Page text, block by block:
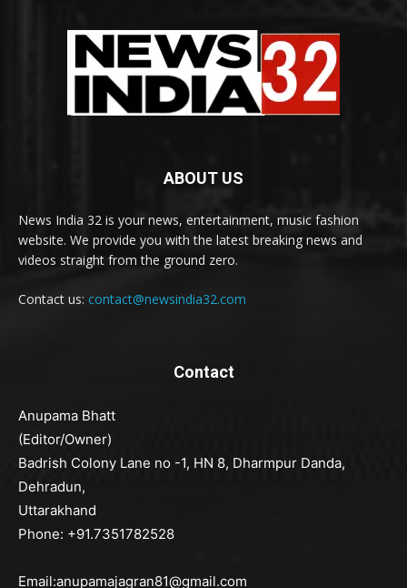
ABOUT US
News India 32 is your news, entertainment, music fashion
website. We provide you with the latest breaking news and
videos straight from the ground zero.
Contact us: contact@newsindia32.com
Contact
Anupama Bhatt
(Editor/Owner)
Badrish Colony Lane no -1, HN 8, Dharmpur Danda,
Dehradun,
Uttarakhand
Phone: +91.7351782528
Email:anupamajagran81@gmail.com